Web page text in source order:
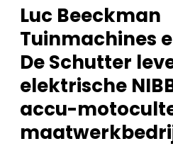
Privacy / Cookie
Vacature aanmelden
Video’s
Luc Beeckman
Tuinmachines
De Schutter
elektrische
accu-